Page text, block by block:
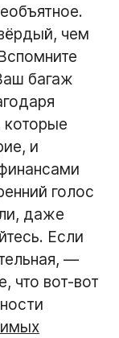
чем
багаж
которые
и
голос
даже
Если
—
что вот-вот